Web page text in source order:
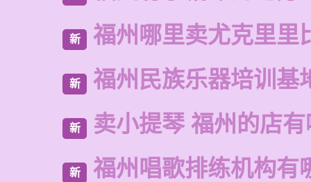
新 福州哪里卖尤克里里
新 福州民族乐器培训基
新 卖小提琴 福州的店
新 福州唱歌排练机构有